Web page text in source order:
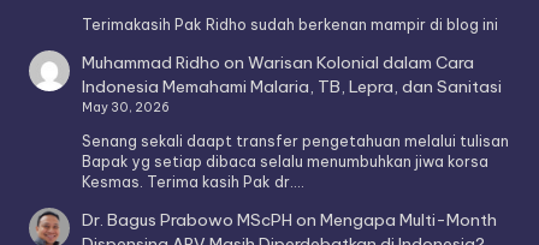
Terimakasih Pak Ridho sudah berkenan mampir di blog ini
Muhammad Ridho onWarisan Kolonial dalam Cara
Indonesia Memahami Malaria, TB, Lepra, dan Sanitasi
May 30, 2026
Senang sekali daapt transfer pengetahuan melalui tulisan
Bapak yg setiap dibaca selalu menumbuhkan jiwa korsa
Kesmas. Terima kasih Pak dr.…
Dr. Bagus Prabowo MScPH onMengapa Multi-Month